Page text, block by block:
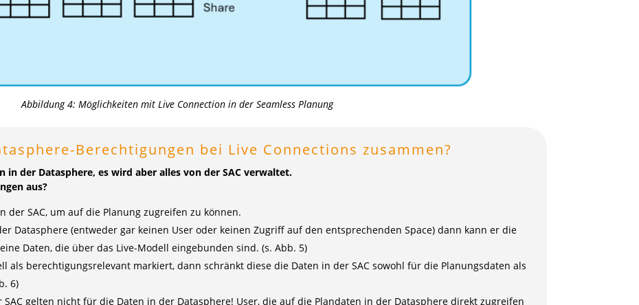
Abbildung 4: Möglichkeiten mit Live Connection in der Seamless Planung
Berechtigungen bei Live Connections zusammen?
in der Datasphere, es wird aber alles von der SAC verwaltet.
aus?
der SAC, um auf die Planung zugreifen zu können.
Datasphere (entweder gar keinen User oder keinen Zugriff auf den entsprechenden Space) dann kann er die
Daten, die über das Live-Modell eingebunden sind. (s. Abb. 5)
als berechtigungsrelevant markiert, dann schränkt diese die Daten in der SAC sowohl für die Planungsdaten als
6)
gelten nicht für die Daten in der Datasphere! User, die auf die Plandaten in der Datasphere direkt zugreifen